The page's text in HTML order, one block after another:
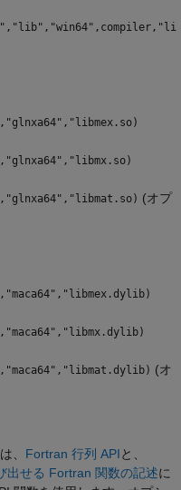
(オプ
(オ
、 Fortran 行列 APIと、
出せる Fortran 関数の記述に